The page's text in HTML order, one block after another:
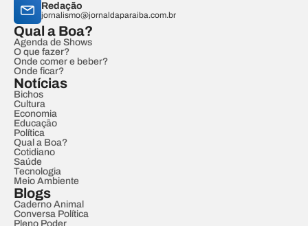
Redação
jornalismo@jornaldaparaiba.com.br
Qual a Boa?
Agenda de Shows
O que fazer?
Onde comer e beber?
Onde ficar?
Notícias
Bichos
Cultura
Economia
Educação
Política
Qual a Boa?
Cotidiano
Saúde
Tecnologia
Meio Ambiente
Blogs
Caderno Animal
Conversa Política
Pleno Poder